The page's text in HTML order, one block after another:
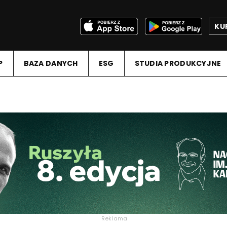
BAZA DANYCH ESG STUDIA PRODUKCYJNE
Reklama